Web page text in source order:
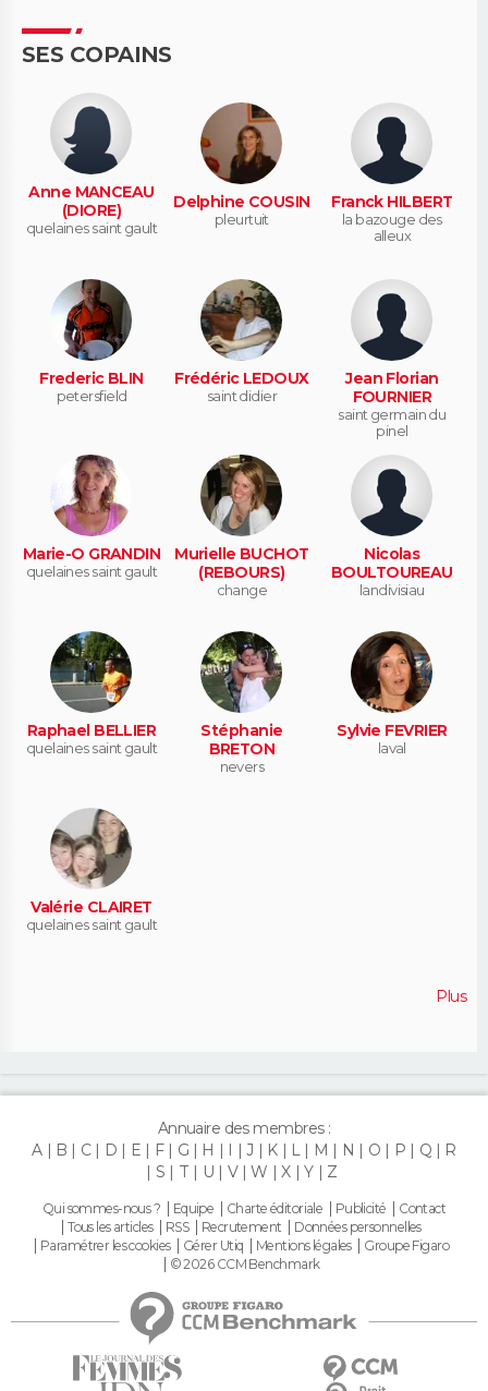
SES COPAINS
Anne MANCEAU
(DIORE)
quelaines saint gault
Delphine COUSIN
pleurtuit
Franck HILBERT
la bazouge des
alleux
Frederic BLIN
petersfield
Frédéric LEDOUX
saint didier
Jean Florian
FOURNIER
saint germain du
pinel
Marie-O GRANDIN
quelaines saint gault
Murielle BUCHOT
(REBOURS)
change
Nicolas
BOULTOUREAU
landivisiau
Raphael BELLIER
quelaines saint gault
Stéphanie
BRETON
nevers
Sylvie FEVRIER
laval
Valérie CLAIRET
quelaines saint gault
Plus
Annuaire des membres :
A
B C D E F G H I J K L M N O P Q
R
S
T U V W X Y Z
Qui sommes-nous ? Equipe Charte éditoriale Publicité
Contact
Tous les articles
RSS Recrutement
Données personnelles
Paramétrer les cookies
Gérer Utiq Mentions légales
Groupe Figaro
© 2026 CCM Benchmark